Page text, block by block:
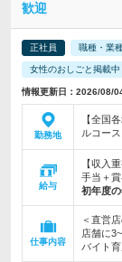
歓迎
正社員 職種・業
女性のおしごと掲載中
情報更新日：2026/08/
勤務地
【全国
ルコー
給与
【収入
手当＋
初年度の
仕事内容
＜直営
店舗に
バイト